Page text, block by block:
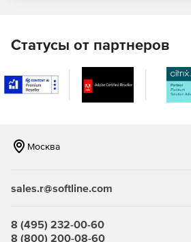
Создание отчетов – ведение
инструментов
бесплатного модуля генерации
показателей
Настройка уровней и границ
пользователя или применение
Статусы от партнеров
Москва
sales.r@softline.com
8 (495) 232-00-60
8 (800) 200-08-60